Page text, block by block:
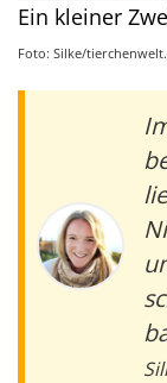
Ein kleiner
Foto: Silke/